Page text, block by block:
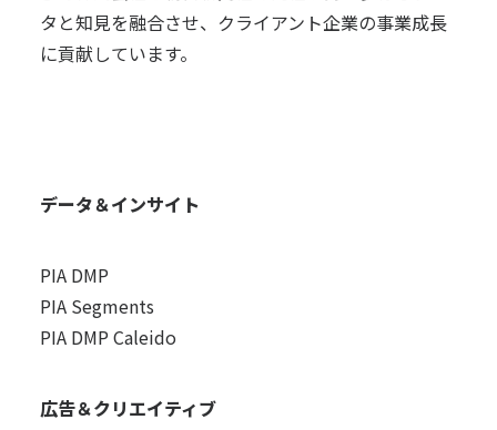
タと知見を融合させ、クライアント企業の事業成長
に貢献しています。
データ＆インサイト
PIA DMP
PIA Segments
PIA DMP Caleido
広告＆クリエイティブ